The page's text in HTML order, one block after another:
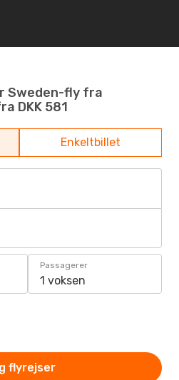
Sweden-fly fra
DKK 581
Enkeltbillet
Passagerer
1 voksen
flyrejser